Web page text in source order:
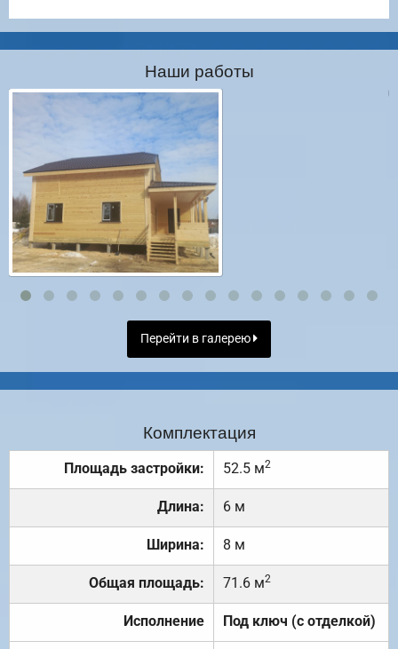
Наши работы
Перейти в галерею
Комплектация
Площадь застройки: 52.5 м2
Длина: 6 м
Ширина: 8 м
Общая площадь: 71.6 м2
Исполнение Под ключ (с отделкой)